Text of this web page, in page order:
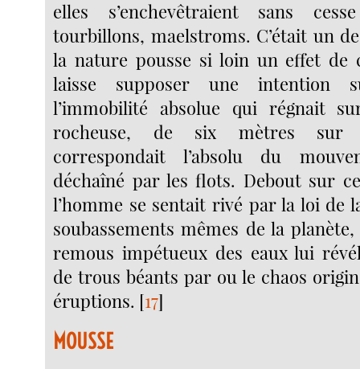
elles s’enchevêtraient sans
tourbillons, maelstroms. C’était un
la nature pousse si loin un effet de
laisse supposer une intention
l’immobilité absolue qui régnait
rocheuse, de six mètres sur
correspondait l’absolu du
déchaîné par les flots. Debout sur
l’homme se sentait rivé par la loi de
soubassements mêmes de la
remous impétueux des eaux lui
de trous béants par ou le chaos
éruptions. [17]
MOUSSE